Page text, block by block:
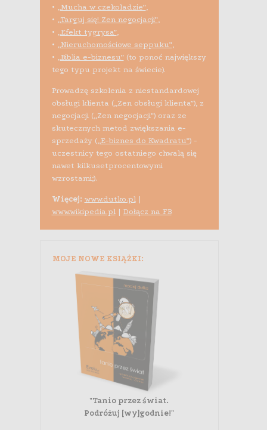
• „Mucha w czekoladzie”,
• „Targuj się! Zen negocjacji”,
• „Efekt tygrysa”,
• „Nieruchomościowe seppuku”,
• „Biblia e-biznesu”(to ponoć największy
tego typu projekt na świecie).
Prowadzę szkolenia z niestandardowej
obsługi klienta („Zen obsługi klienta”), z
negocjacji („Zen negocjacji”) oraz ze
skutecznych metod zwiększania e-
sprzedaży („E-biznes do Kwadratu”) -
uczestnicy tego ostatniego chwalą się
nawet kilkusetprocentowymi
wzrostami;).
Więcej: www.dutko.pl|
www.wikipedia.pl| Dołącz na FB
MOJE NOWE KSIĄŻKI:
"Tanio przez świat.
Podróżuj [wy]godnie!"